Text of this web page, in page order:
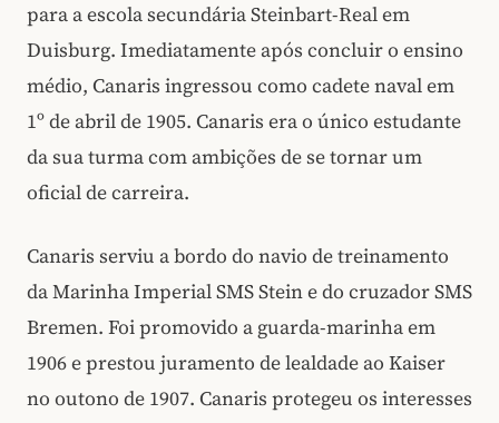
para a escola secundária Steinbart-Real em
Duisburg. Imediatamente após concluir o ensino
médio, Canaris ingressou como cadete naval em
1º de abril de 1905. Canaris era o único estudante
da sua turma com ambições de se tornar um
oficial de carreira.
Canaris serviu a bordo do navio de treinamento
da Marinha Imperial SMS Stein e do cruzador SMS
Bremen. Foi promovido a guarda-marinha em
1906 e prestou juramento de lealdade ao Kaiser
no outono de 1907. Canaris protegeu os interesses